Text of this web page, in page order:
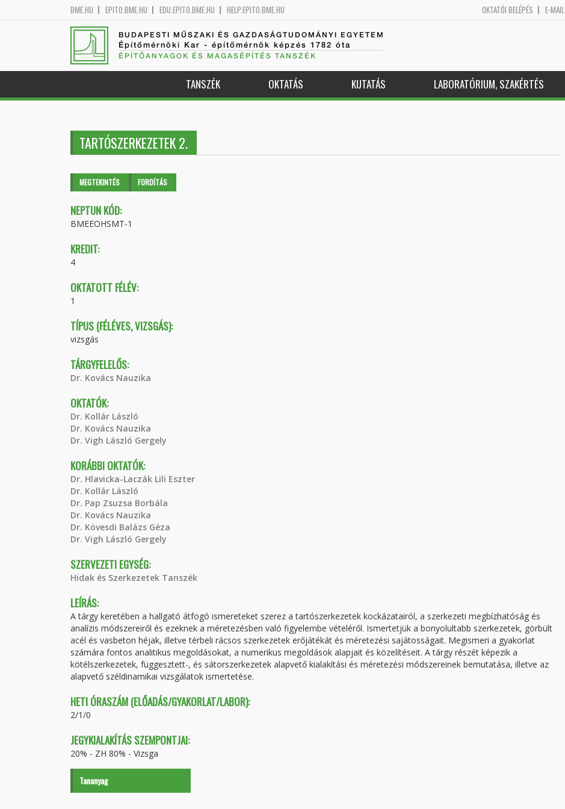
BME.HU EPITO.BME.HU EDU.EPITO.BME.HU HELP.EPITO.BME.HU OKTATÓI BELÉPÉS E-MAIL
BUDAPESTI MŰSZAKI ÉS GAZDASÁGTUDOMÁNYI EGYETEM
Építőmérnöki Kar - építőmérnök képzés 1782 óta
ÉPÍTŐANYAGOK ÉS MAGASÉPÍTÉS TANSZÉK
TANSZÉK OKTATÁS KUTATÁS LABORATÓRIUM, SZAKÉRTÉS
TARTÓSZERKEZETEK 2.
Elsődleges fülek
MEGTEKINTÉS (AKTÍVFORDÍTÁS
NEPTUN KÓD:
BMEEOHSMT-1
KREDIT:
4
OKTATOTT FÉLÉV:
1
TÍPUS (FÉLÉVES, VIZSGÁS):
vizsgás
TÁRGYFELELŐS:
Dr. Kovács Nauzika
OKTATÓK:
Dr. Kollár László
Dr. Kovács Nauzika
Dr. Vigh László Gergely
KORÁBBI OKTATÓK:
Dr. Hlavicka-Laczák Lili Eszter
Dr. Kollár László
Dr. Pap Zsuzsa Borbála
Dr. Kovács Nauzika
Dr. Kövesdi Balázs Géza
Dr. Vigh László Gergely
SZERVEZETI EGYSÉG:
Hidak és Szerkezetek Tanszék
LEÍRÁS:
A tárgy keretében a hallgató átfogó ismereteket szerez a tartószerkezetek kockázatairól, a szerkezeti megbízhatóság és
analízis módszereiről és ezeknek a méretezésben való figyelembe vételéről. Ismertetjük a bonyolultabb szerkezetek, görbült
acél és vasbeton héjak, illetve térbeli rácsos szerkezetek erőjátékát és méretezési sajátosságait. Megismeri a gyakorlat
számára fontos analitikus megoldásokat, a numerikus megoldások alapjait és közelítéseit. A tárgy részét képezik a
kötélszerkezetek, függesztett-, és sátorszerkezetek alapvető kialakítási és méretezési módszereinek bemutatása, illetve az
alapvető széldinamikai vizsgálatok ismertetése.
HETI ÓRASZÁM (ELŐADÁS/GYAKORLAT/LABOR):
2/1/0
JEGYKIALAKÍTÁS SZEMPONTJAI:
20% - ZH 80% - Vizsga
Tananyag